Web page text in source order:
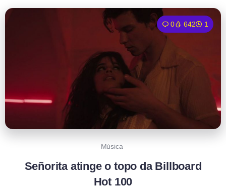
0 642 1
Música
Señorita atinge o topo da Billboard
Hot 100